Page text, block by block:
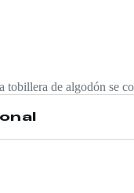
tobillera de algodón se